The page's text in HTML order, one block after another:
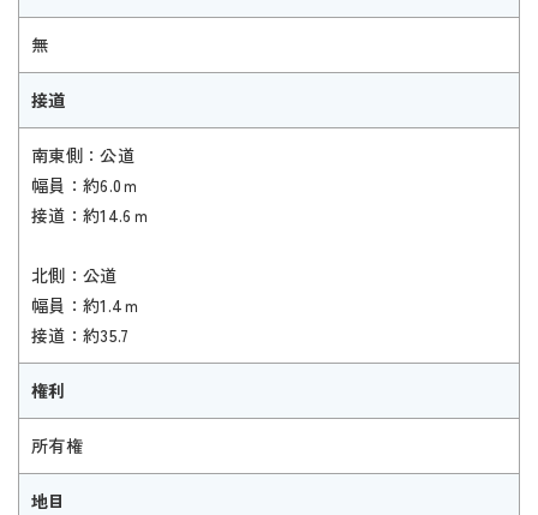
無
接道
南東側：公道
幅員：約6.0ｍ
接道：約14.6ｍ
北側：公道
幅員：約1.4ｍ
接道：約35.7
権利
所有権
地目